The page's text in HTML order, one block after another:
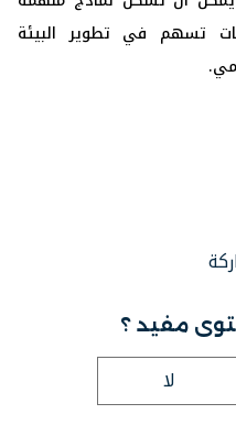
تسهم في تطوير البيئة
مفيد ؟
لا